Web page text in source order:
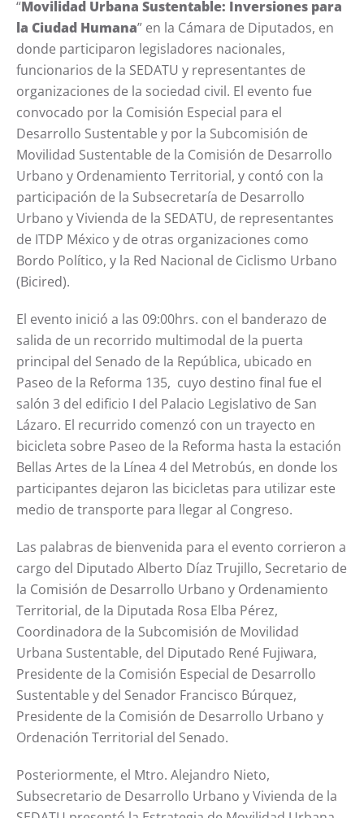
“Movilidad Urbana Sustentable: Inversiones para
la Ciudad Humana” en la Cámara de Diputados, en
donde participaron legisladores nacionales,
funcionarios de la SEDATU y representantes de
organizaciones de la sociedad civil. El evento fue
convocado por la Comisión Especial para el
Desarrollo Sustentable y por la Subcomisión de
Movilidad Sustentable de la Comisión de Desarrollo
Urbano y Ordenamiento Territorial, y contó con la
participación de la Subsecretaría de Desarrollo
Urbano y Vivienda de la SEDATU, de representantes
de ITDP México y de otras organizaciones como
Bordo Político, y la Red Nacional de Ciclismo Urbano
(Bicired).
El evento inició a las 09:00hrs. con el banderazo de
salida de un recorrido multimodal de la puerta
principal del Senado de la República, ubicado en
Paseo de la Reforma 135, cuyo destino final fue el
salón 3 del edificio I del Palacio Legislativo de San
Lázaro. El recurrido comenzó con un trayecto en
bicicleta sobre Paseo de la Reforma hasta la estación
Bellas Artes de la Línea 4 del Metrobús, en donde los
participantes dejaron las bicicletas para utilizar este
medio de transporte para llegar al Congreso.
Las palabras de bienvenida para el evento corrieron a
cargo del Diputado Alberto Díaz Trujillo, Secretario de
la Comisión de Desarrollo Urbano y Ordenamiento
Territorial, de la Diputada Rosa Elba Pérez,
Coordinadora de la Subcomisión de Movilidad
Urbana Sustentable, del Diputado René Fujiwara,
Presidente de la Comisión Especial de Desarrollo
Sustentable y del Senador Francisco Búrquez,
Presidente de la Comisión de Desarrollo Urbano y
Ordenación Territorial del Senado.
Posteriormente, el Mtro. Alejandro Nieto,
Subsecretario de Desarrollo Urbano y Vivienda de la